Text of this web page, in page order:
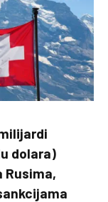
dolara)
Rusima,